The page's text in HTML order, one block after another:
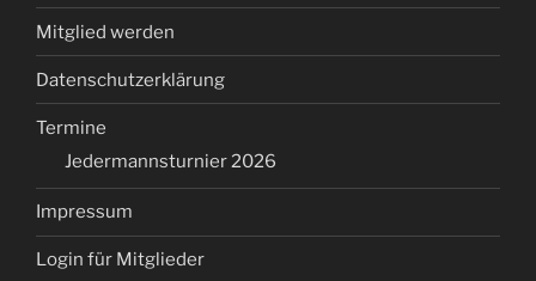
Mitglied werden
Datenschutzerklärung
Termine
Jedermannsturnier 2026
Impressum
Login für Mitglieder